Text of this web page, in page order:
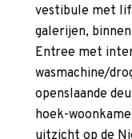
vestibule met
galerijen,
Entree met
wasmachine/
openslaande
hoek-